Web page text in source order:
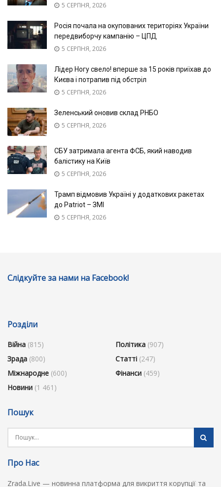
5 СЕРПНЯ, 2026
Росія почала на окупованих територіях України
передвиборчу кампанію – ЦПД
5 СЕРПНЯ, 2026
Лідер Ногу свело! вперше за 15 років приїхав до
Києва і потрапив під обстріл
5 СЕРПНЯ, 2026
Зеленський оновив склад РНБО
5 СЕРПНЯ, 2026
СБУ затримала агента ФСБ, який наводив
балістику на Київ
5 СЕРПНЯ, 2026
Трамп відмовив Україні у додаткових ракетах
до Patriot – ЗМІ
5 СЕРПНЯ, 2026
Слідкуйте за нами на Facebook!
Розділи
Війна (815)
Зрада (800)
Міжнародне (600)
Новини (1 461)
Політика (907)
Статті (247)
Фінанси (459)
Пошук
Про Нас
Zrada.Live — новинна платформа для викриття корупції та